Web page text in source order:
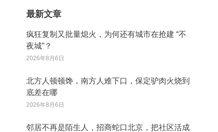
最新文章
疯狂复制又批量熄火，为何还有城市在抢建 “不
夜城”？
2026年8月6日
北方人顿顿馋，南方人难下口，保定驴肉火烧到
底差在哪
2026年8月6日
邻居不再是陌生人，招商蛇口北京，把社区活成